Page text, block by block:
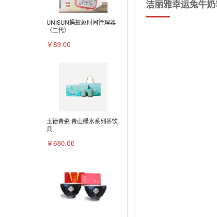
UNISUN蚂蚁象时间管理器
（二代）
￥89.00
玉德青瓷 青山绿水系列茶饮
具
￥680.00
洁丽雅幸运兔牛